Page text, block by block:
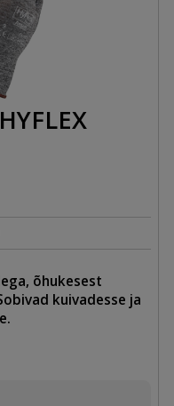
õhukesest
kuivadesse ja